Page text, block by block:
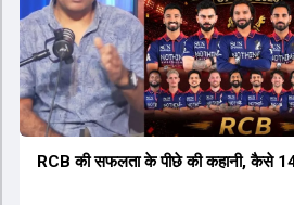
थी। शानदार प्रदर्शन के बाद इस युवा खिलाड़ी को
त्रिकोणीय सीरीज के लिए इंडिया ए टीम में भी
RCB की सफलता के पीछे की कहानी, कैसे 14